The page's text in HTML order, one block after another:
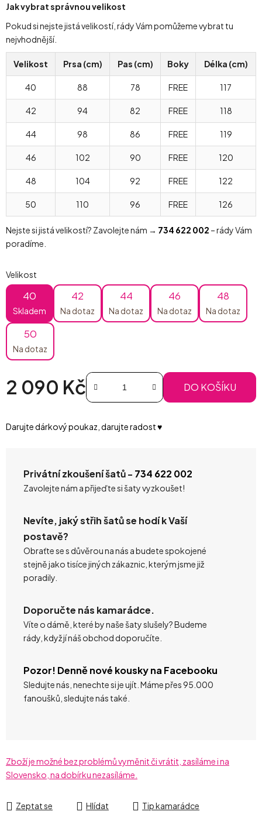
Jak vybrat správnou velikost
Pokud si nejste jistá velikostí, rády Vám pomůžeme vybrat tu
nejvhodnější.
Velikost Prsa (cm) Pas (cm) Boky Délka (cm)
40 88 78 FREE 117
42 94 82 FREE 118
44 98 86 FREE 119
46 102 90 FREE 120
48 104 92 FREE 122
50 110 96 FREE 126
Nejste si jistá velikostí? Zavolejte nám → 734 622 002 – rády Vám
poradíme.
Velikost
40
Skladem
42
Na dotaz
44
Na dotaz
46
Na dotaz
48
Na dotaz
50
Na dotaz
2 090 Kč DO KOŠÍKU
Darujte dárkový poukaz, darujte radost ♥️
Privátní zkoušení šatů - 734 622 002
Zavolejte nám a přijeďte si šaty vyzkoušet!
Nevíte, jaký střih šatů se hodí k Vaší
postavě?
Obraťte se s důvěrou na nás a budete spokojené
stejně jako tisíce jiných zákaznic, kterým jsme již
poradily.
Doporučte nás kamarádce.
Víte o dámě, které by naše šaty slušely? Budeme
rády, když jí náš obchod doporučíte.
Pozor! Denně nové kousky na Facebooku
Sledujte nás, nenechte si je ujít. Máme přes 95.000
fanoušků, sledujte nás také.
Zboží je možné bez problémů vyměnit či vrátit, zasíláme i na
Slovensko, na dobírku nezasíláme.
Zeptat se Hlídat Tip kamarádce